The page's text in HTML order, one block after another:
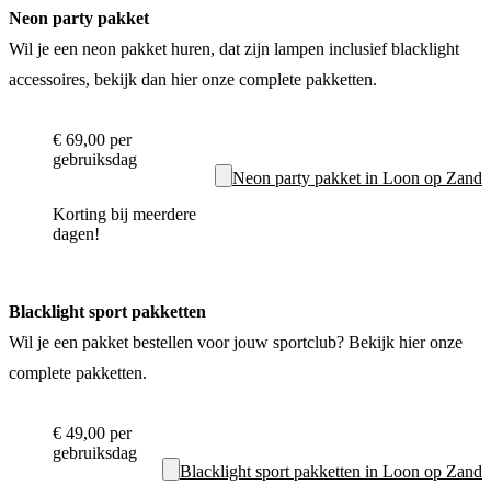
Neon party pakket
Wil je een neon pakket huren, dat zijn lampen inclusief blacklight
accessoires, bekijk dan hier onze complete pakketten.
€ 69,00 per
gebruiksdag
Korting bij meerdere
dagen!
Neon party pakket in Loon op Zand
Blacklight sport pakketten
Wil je een pakket bestellen voor jouw sportclub? Bekijk hier onze
complete pakketten.
€ 49,00 per
gebruiksdag
Blacklight sport pakketten in Loon op Zand